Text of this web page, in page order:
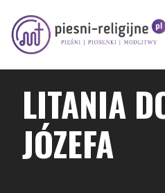
treści
PIOSENKI I PIEŚNI
LITANIA
JÓZEFA